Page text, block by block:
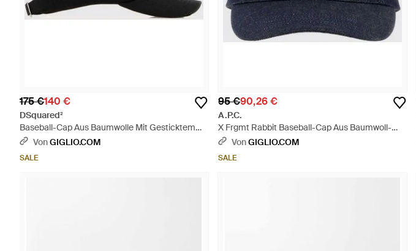
175 €140 €
DSquared²
Baseball-Cap Aus Baumwolle Mit Gesticktem
Logo - Schwarz
VonGIGLIO.COM
SALE
95 €90,26 €
A.P.C.
X Frgmt Rabbit Baseball-Cap Aus Baumwoll-
Denim Mit Gesticktem Logo - Blau
VonGIGLIO.COM
SALE